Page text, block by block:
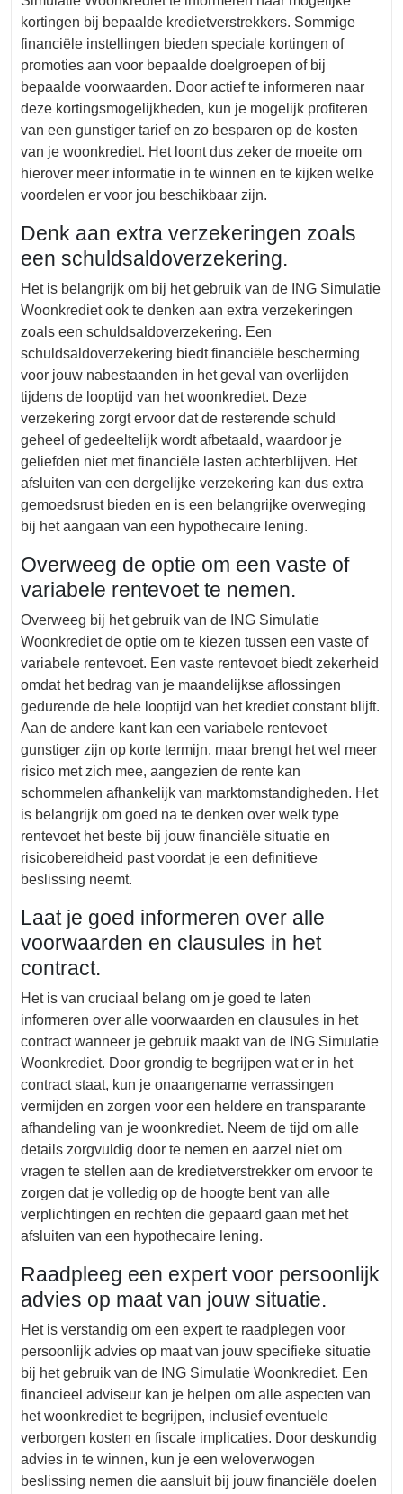
kortingen bij bepaalde kredietverstrekkers. Sommige
financiële instellingen bieden speciale kortingen of
promoties aan voor bepaalde doelgroepen of bij
bepaalde voorwaarden. Door actief te informeren naar
deze kortingsmogelijkheden, kun je mogelijk profiteren
van een gunstiger tarief en zo besparen op de kosten
van je woonkrediet. Het loont dus zeker de moeite om
hierover meer informatie in te winnen en te kijken welke
voordelen er voor jou beschikbaar zijn.
Denk aan extra verzekeringen zoals
een schuldsaldoverzekering.
Het is belangrijk om bij het gebruik van de ING Simulatie
Woonkrediet ook te denken aan extra verzekeringen
zoals een schuldsaldoverzekering. Een
schuldsaldoverzekering biedt financiële bescherming
voor jouw nabestaanden in het geval van overlijden
tijdens de looptijd van het woonkrediet. Deze
verzekering zorgt ervoor dat de resterende schuld
geheel of gedeeltelijk wordt afbetaald, waardoor je
geliefden niet met financiële lasten achterblijven. Het
afsluiten van een dergelijke verzekering kan dus extra
gemoedsrust bieden en is een belangrijke overweging
bij het aangaan van een hypothecaire lening.
Overweeg de optie om een vaste of
variabele rentevoet te nemen.
Overweeg bij het gebruik van de ING Simulatie
Woonkrediet de optie om te kiezen tussen een vaste of
variabele rentevoet. Een vaste rentevoet biedt zekerheid
omdat het bedrag van je maandelijkse aflossingen
gedurende de hele looptijd van het krediet constant blijft.
Aan de andere kant kan een variabele rentevoet
gunstiger zijn op korte termijn, maar brengt het wel meer
risico met zich mee, aangezien de rente kan
schommelen afhankelijk van marktomstandigheden. Het
is belangrijk om goed na te denken over welk type
rentevoet het beste bij jouw financiële situatie en
risicobereidheid past voordat je een definitieve
beslissing neemt.
Laat je goed informeren over alle
voorwaarden en clausules in het
contract.
Het is van cruciaal belang om je goed te laten
informeren over alle voorwaarden en clausules in het
contract wanneer je gebruik maakt van de ING Simulatie
Woonkrediet. Door grondig te begrijpen wat er in het
contract staat, kun je onaangename verrassingen
vermijden en zorgen voor een heldere en transparante
afhandeling van je woonkrediet. Neem de tijd om alle
details zorgvuldig door te nemen en aarzel niet om
vragen te stellen aan de kredietverstrekker om ervoor te
zorgen dat je volledig op de hoogte bent van alle
verplichtingen en rechten die gepaard gaan met het
afsluiten van een hypothecaire lening.
Raadpleeg een expert voor persoonlijk
advies op maat van jouw situatie.
Het is verstandig om een expert te raadplegen voor
persoonlijk advies op maat van jouw specifieke situatie
bij het gebruik van de ING Simulatie Woonkrediet. Een
financieel adviseur kan je helpen om alle aspecten van
het woonkrediet te begrijpen, inclusief eventuele
verborgen kosten en fiscale implicaties. Door deskundig
advies in te winnen, kun je een weloverwogen
beslissing nemen die aansluit bij jouw financiële doelen